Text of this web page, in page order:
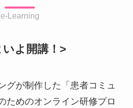
e-Learning
いよ開講！>
グが制作した「患者コミュ
ためのオンライン研修プロ